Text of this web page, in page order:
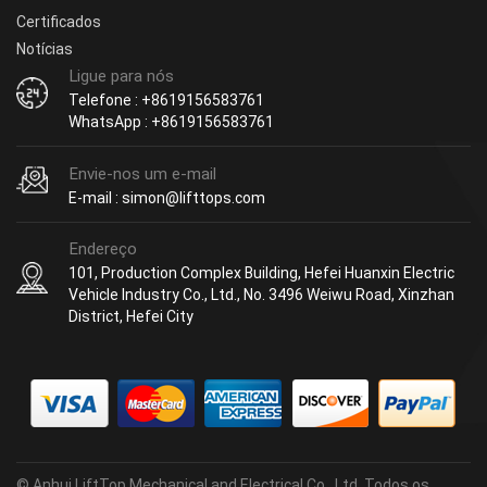
Certificados
Notícias
Ligue para nós
Telefone : +8619156583761
WhatsApp : +8619156583761
Envie-nos um e-mail
E-mail : simon@lifttops.com
Endereço
101, Production Complex Building, Hefei Huanxin Electric
Vehicle Industry Co., Ltd., No. 3496 Weiwu Road, Xinzhan
District, Hefei City